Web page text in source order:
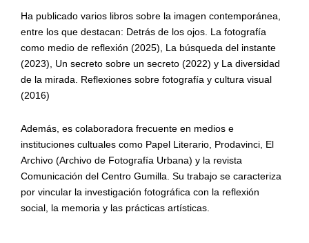
Ha publicado varios libros sobrela imagen contemporánea,
entre los que destacan: Detrás de los ojos. La fotografía
como medio de reflexión (2025), La búsqueda del instante
(2023), Un secreto sobre un secreto (2022) y La diversidad
de la mirada. Reflexiones sobre fotografía y cultura visual
(2016)
Además, es colaboradora frecuente en medios e
instituciones cultuales como Papel Literario, Prodavinci, El
Archivo (Archivo de Fotografía Urbana) y la revista
Comunicación del Centro Gumilla . Su trabajo se caracteriza
por vincular la investigación fotográfica con la reflexión
social, la memoria y las prácticas artísticas.